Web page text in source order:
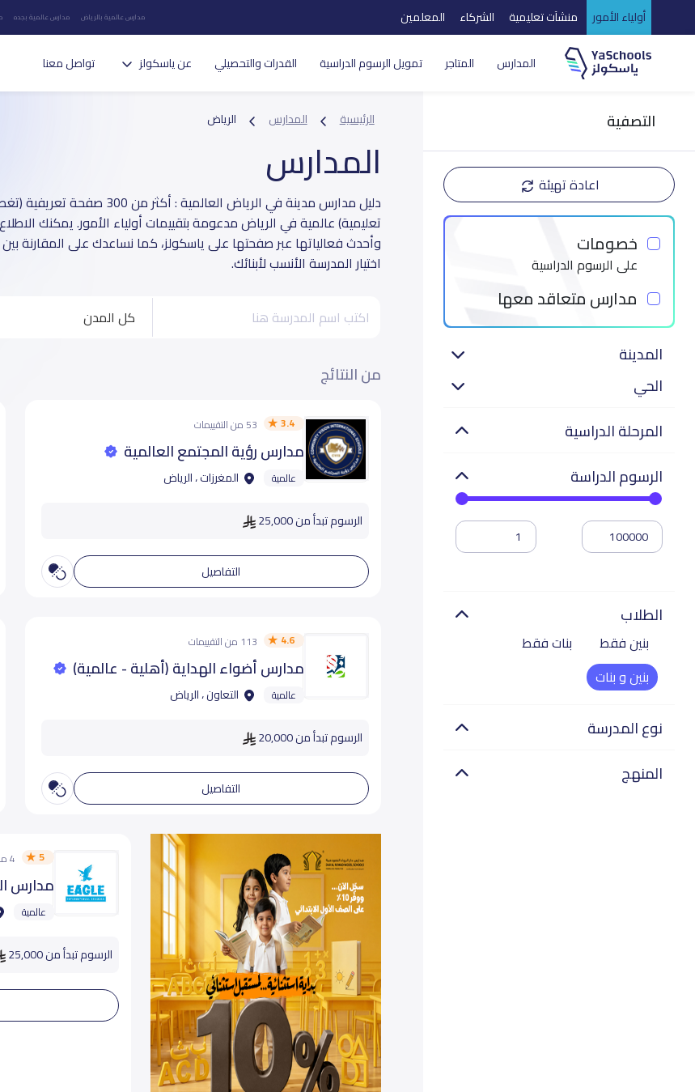
أولياء الأمور منشآت تعليمية الشركاء المعلمين مدارس عالمية بالرياض مدارس عالمية بجده
المدارس المتاجر تمويل الرسوم الدراسية القدرات والتحصيلي عن ياسكولز تواصل معنا
التصفية
اعادة تهيئة
خصومات
على الرسوم الدراسية
مدارس متعاقد معها
المدينة
الحي
المرحلة الدراسية
الرسوم الدراسة
الطلاب
بنين فقط
بنات فقط
بنين و بنات
نوع المدرسة
المنهج
الرئيسية المدارس الرياض
المدارس
تعليمية) عالمية في الرياض مدعومة بتقييمات أولياء الأمور. يمكنك
وأحدث فعالياتها عبر صفحتها على ياسكولز، كما نساعدك على المقارنة
اختيار المدرسة الأنسب لأبنائك.
كل المدن
من النتائج
3.4 53 من التقييمات
مدارس رؤية المجتمع العالمية
عالمية المغرزات ، الرياض
الرسوم تبدأ من 25,000
التفاصيل
4.6 113 من التقييمات
مدارس أضواء الهداية (أهلية - عالمية)
عالمية التعاون ، الرياض
الرسوم تبدأ من 20,000
التفاصيل
5 4 من التقييمات
مدارس
عالمية
الرسوم تبدأ من 25,000